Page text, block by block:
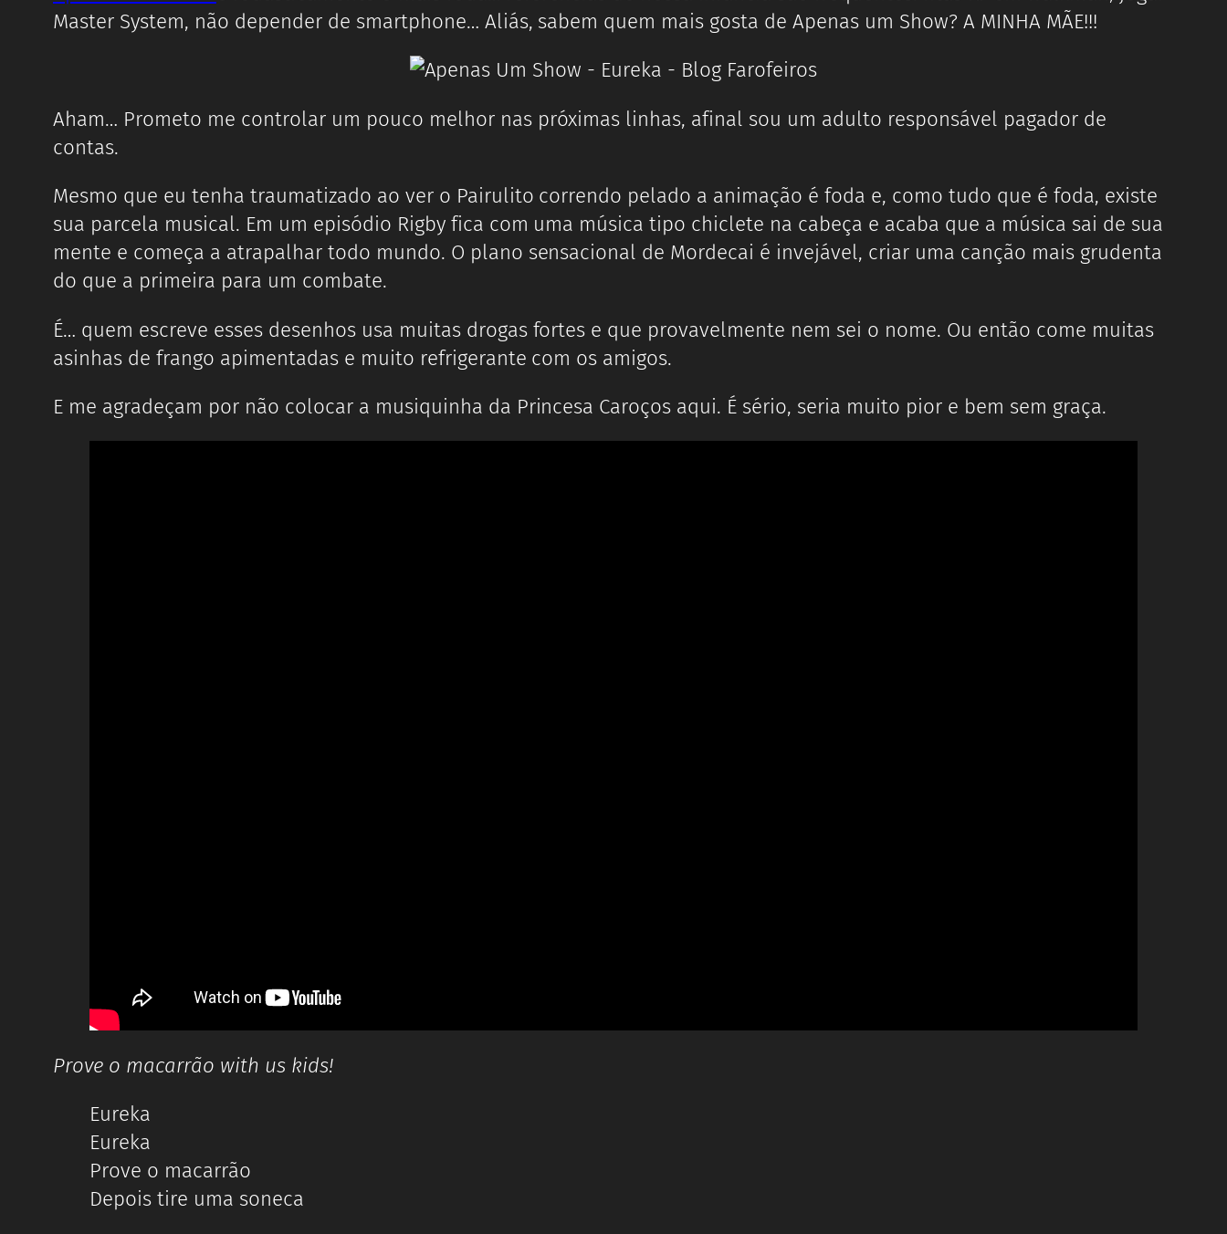
Master System, não depender de smartphone… Aliás, sabem quem mais gosta de Apenas um Show? A MINHA MÃE!!!
Aham… Prometo me controlar um pouco melhor nas próximas linhas, afinal sou um adulto responsável pagador de
contas.
Mesmo que eu tenha traumatizado ao ver o Pairulito correndo pelado a animação é foda e, como tudo que é foda, existe
sua parcela musical. Em um episódio Rigby fica com uma música tipo chiclete na cabeça e acaba que a música sai de sua
mente e começa a atrapalhar todo mundo. O plano sensacional de Mordecai é invejável, criar uma canção mais grudenta
do que a primeira para um combate.
É… quem escreve esses desenhos usa muitas drogas fortes e que provavelmente nem sei o nome. Ou então come muitas
asinhas de frango apimentadas e muito refrigerante com os amigos.
E me agradeçam por não colocar a musiquinha da Princesa Caroços aqui. É sério, seria muito pior e bem sem graça.
Prove o macarrão with us kids!
Eureka
Eureka
Prove o macarrão
Depois tire uma soneca